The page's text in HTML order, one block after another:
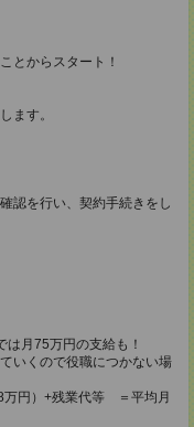
とからスタート！
ます。
認を行い、契約手続きをし
は月75万円の支給も！
いくので役職につかない場
万円）+残業代等 ＝平均月